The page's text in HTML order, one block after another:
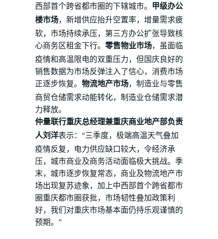
西部首个跨省都市圈的下辖城市。 甲级办公
楼市场，新增供应抬升空置率，增量需求疲
软，市场持续承压，第三方办公扩张导致核
心商务区租金下行。 零售物业市场，虽面临
疫情和高温限电的双重压力，但国庆良好的
销售数据为市场反弹注入了信心，消费市场
正逐步恢复。 物流地产市场，制造业与零售
商贸仓储需求动能转化，制造业仓储需求潜
力释放。
仲量联行重庆总经理兼重庆商业地产部负责
人刘洋表示：“三季度，极端高温天气叠加
疫情反复，电力供应缺口较大，令经济承
压，城市商业及商务活动面临极大挑战。季
末，城市逐步恢复常态，商业及物流地产市
场出现复苏迹象，加上中西部首个跨省都市
圈重庆都市圈获批，市场韧性叠加政策利
好，我们对重庆市场基本面仍持乐观谨慎的
预期。”